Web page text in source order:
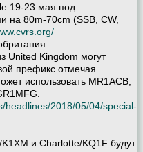
19-23 мая под
на 80m-70cm (SSB, CW,
Kingdom могут
префикс отмечая
использовать MR1ACB,
headlines/2018/05/04/special-
и Charlotte/KQ1F будут